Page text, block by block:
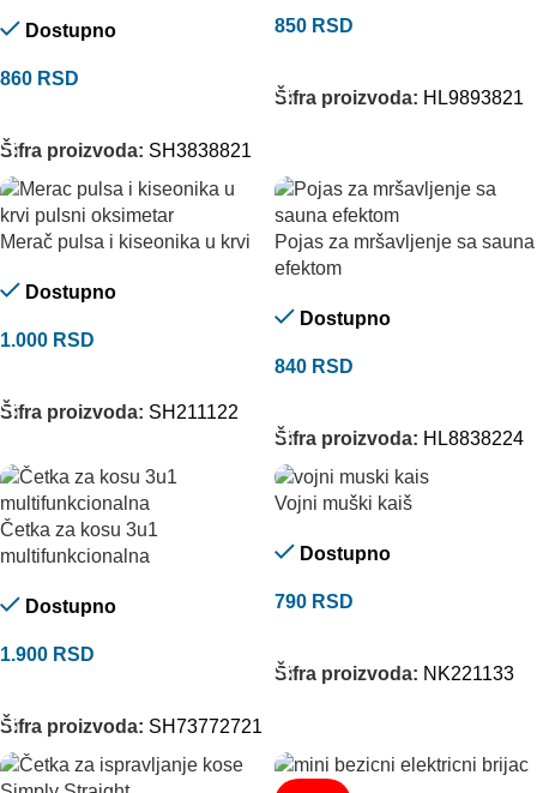
Dostupno
860 RSD
Šifra proizvoda: SH3838821
850 RSD
Šifra proizvoda: HL9893821
Merač pulsa i kiseonika u krvi
Dostupno
1.000 RSD
Šifra proizvoda: SH211122
Pojas za mršavljenje sa sauna
efektom
Dostupno
840 RSD
Šifra proizvoda: HL8838224
Četka za kosu 3u1
multifunkcionalna
Dostupno
1.900 RSD
Šifra proizvoda: SH73772721
Vojni muški kaiš
Dostupno
790 RSD
Šifra proizvoda: NK221133